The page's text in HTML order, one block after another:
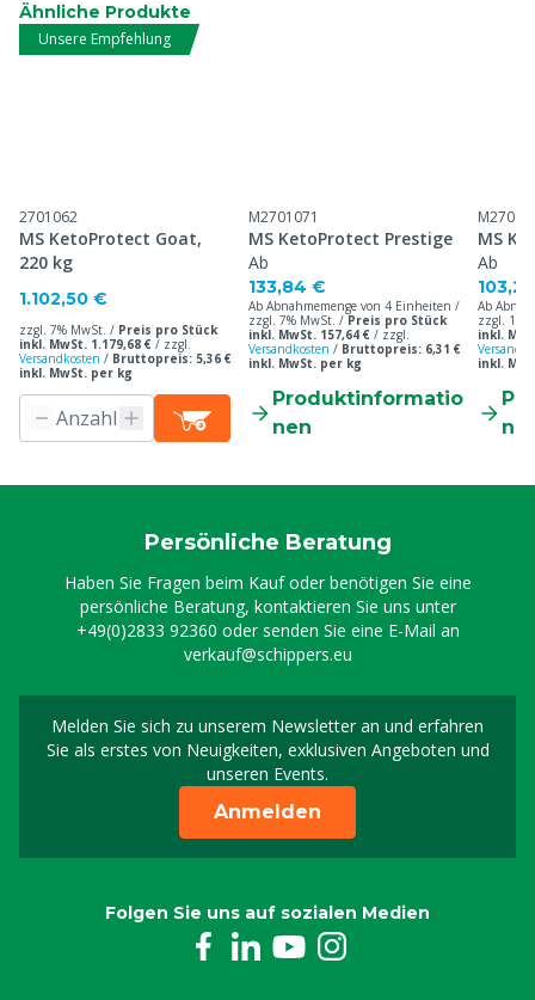
Ähnliche Produkte
Unsere Empfehlung
2701062
MS KetoProtect Goat,
220 kg
1.102,50 €
zzgl. 7% MwSt. / Preis pro Stück
inkl. MwSt. 1.179,68 € / zzgl.
Versandkosten / Bruttopreis: 5,36 €
inkl. MwSt. per kg
M2701071
MS KetoProtect Prestige
Ab
133,84 €
Ab Abnahmemenge von 4 Einheiten /
zzgl. 7% MwSt. / Preis pro Stück
inkl. MwSt. 157,64 € / zzgl.
Versandkosten / Bruttopreis: 6,31 €
inkl. MwSt. per kg
Produktinformatio
nen
MS
Ab
Ab
zzgl.
inkl.
inkl.
Persönliche Beratung
Haben Sie Fragen beim Kauf oder benötigen Sie eine
persönliche Beratung, kontaktieren Sie uns unter
+49(0)2833 92360 oder senden Sie eine E-Mail an
verkauf@schippers.eu
Melden Sie sich zu unserem Newsletter an und erfahren
Sie als erstes von Neuigkeiten, exklusiven Angeboten und
unseren Events.
Melden Sie sich für
Anmelden
Folgen Sie uns auf sozialen Medien